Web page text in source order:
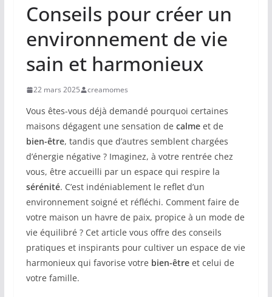
Conseils pour créer un
environnement de vie
sain et harmonieux
22 mars 2025 creamomes
Vous êtes-vous déjà demandé pourquoi certaines
maisons dégagent une sensation de calmeet de
bien-être, tandis que d’autres semblent chargées
d’énergie négative ? Imaginez, à votre rentrée chez
vous, être accueilli par un espace qui respire la
sérénité. C’est indéniablement le reflet d’un
environnement soigné et réfléchi. Comment faire de
votre maison un havre de paix, propice à un mode de
vie équilibré ? Cet article vous offre des conseils
pratiques et inspirants pour cultiver un espace de vie
harmonieux qui favorise votre bien-êtreet celui de
votre famille.